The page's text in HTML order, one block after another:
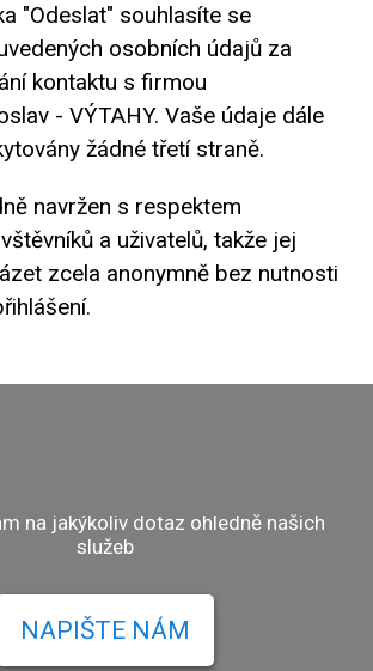
"Odeslat" souhlasíte se
osobních údajů za
kontaktu s firmou
- VÝTAHY. Vaše údaje dále
žádné třetí straně.
navržen s respektem
a uživatelů, takže jej
zcela anonymně bez nutnosti
na jakýkoliv dotaz ohledně našich
služeb
NAPIŠTE NÁM